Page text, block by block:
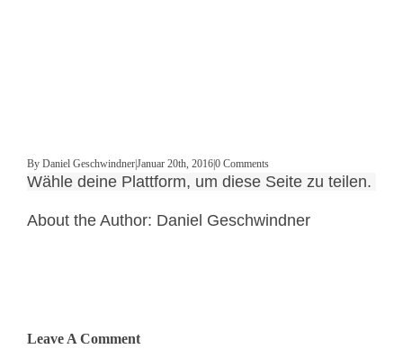
By Daniel GeschwindnerJanuar 20th, 20160 Comments
Wähle deine Plattform, um diese Seite zu teilen.
About the Author: Daniel Geschwindner
Leave A Comment